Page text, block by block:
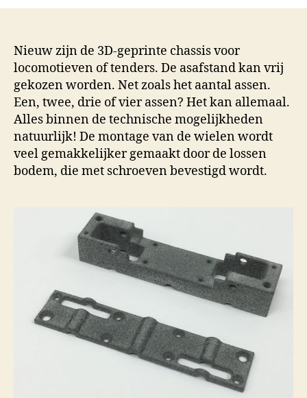
Nieuw zijn de 3D-geprinte chassis voor
locomotieven of tenders. De asafstand kan vrij
gekozen worden. Net zoals het aantal assen.
Een, twee, drie of vier assen? Het kan allemaal.
Alles binnen de technische mogelijkheden
natuurlijk! De montage van de wielen wordt
veel gemakkelijker gemaakt door de lossen
bodem, die met schroeven bevestigd wordt.